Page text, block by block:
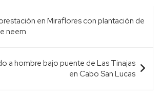
en Miraflores con plantación de
neem
a hombre bajo puente de Las Tinajas
en Cabo San Lucas